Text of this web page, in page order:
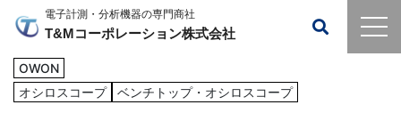
電子計測・分析機器の専門商社
T&Mコーポレーション株式会社
OWON
オシロスコープ
ベンチトップ・オシロスコープ